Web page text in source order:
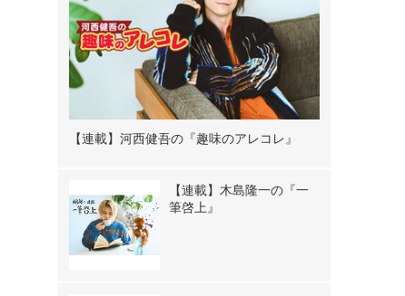
【連載】河西健吾の『趣味のアレコレ』
【連載】木島隆一の『一
筆啓上』